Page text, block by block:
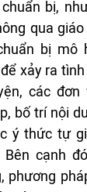
bị,
qua
bị mô
xảy ra
các
bố trí nội
ý thức tự
cạnh
phương